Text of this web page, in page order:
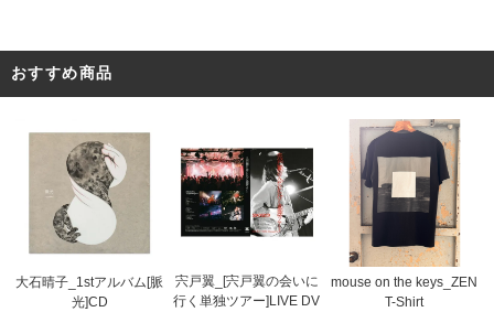
おすすめ商品
大石晴子_1stアルバム[脈
光]CD
宍戸翼_[宍戸翼の会いに
行く単独ツアー]LIVE DV
mouse on the keys_ZEN
T-Shirt